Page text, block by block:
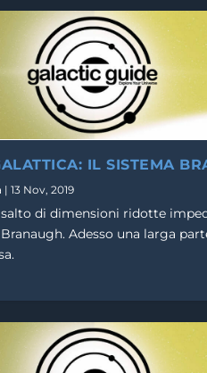
IL SISTEMA
|13 Nov, 2019
di dimensioni ridotte
Adesso una larga